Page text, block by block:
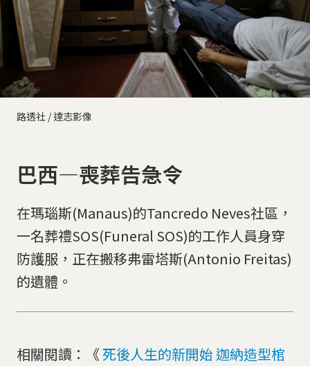
路透社 / 達志影像
巴西—喪葬告急令
在瑪瑙斯(Manaus)的Tancredo Neves社區，
一名葬禮SOS(Funeral SOS)的工作人員身穿
防護服，正在搬移弗雷塔斯(Antonio Freitas)
的遺體。
相關閱讀：《死後人生的新開始 迦納造型棺